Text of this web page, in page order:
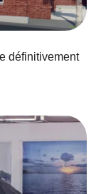
définitivement